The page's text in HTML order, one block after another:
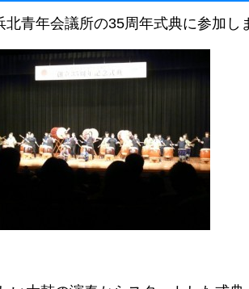
北青年会議所の35周年式典に参加し